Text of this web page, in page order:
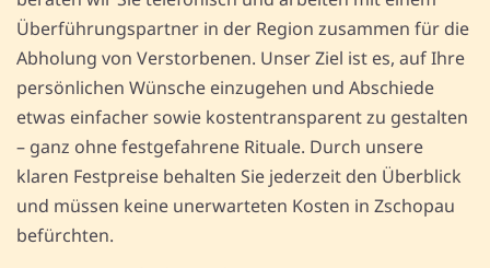
Überführungspartner in der Region zusammen für die
Abholung von Verstorbenen. Unser Ziel ist es, auf Ihre
persönlichen Wünsche einzugehen und Abschiede
etwas einfacher sowie kostentransparent zu gestalten
– ganz ohne festgefahrene Rituale. Durch unsere
klaren Festpreise behalten Sie jederzeit den Überblick
und müssen keine unerwarteten Kosten in Zschopau
befürchten.